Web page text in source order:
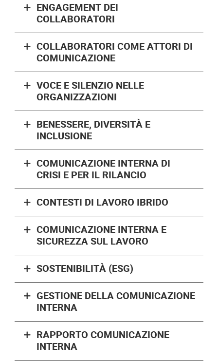
ENGAGEMENT DEI
COLLABORATORI
COLLABORATORI COME ATTORI DI
COMUNICAZIONE
VOCE E SILENZIO NELLE
ORGANIZZAZIONI
BENESSERE, DIVERSITÀ E
INCLUSIONE
COMUNICAZIONE INTERNA DI
CRISI E PER IL RILANCIO
CONTESTI DI LAVORO IBRIDO
COMUNICAZIONE INTERNA E
SICUREZZA SUL LAVORO
SOSTENIBILITÀ (ESG)
GESTIONE DELLA COMUNICAZIONE
INTERNA
RAPPORTO COMUNICAZIONE
INTERNA